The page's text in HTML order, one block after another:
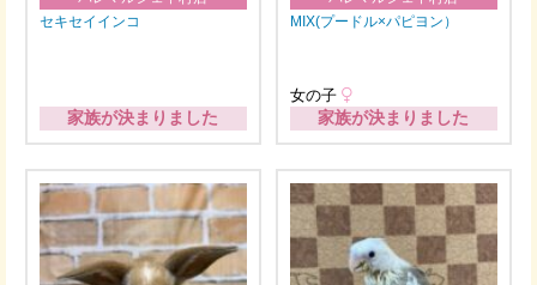
セキセイインコ
家族が決まりました
MIX(プードル×パピヨン）
女の子
家族が決まりました